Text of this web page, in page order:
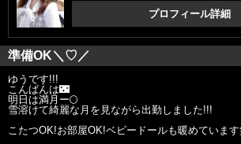
プロフィール詳細
準備OK＼♡／
ゆうです!!!
こんばんは🌃
明日は満月ー🌕
雪溶けて綺麗な月を見ながら出勤しました!!!
こたつOK!お部屋OK!ベビードールも暖めていま